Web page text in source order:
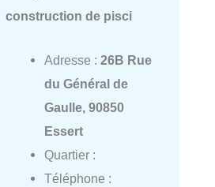
construction de pisci
Adresse : 26B Rue
du Général de
Gaulle, 90850
Essert
Quartier :
Téléphone :